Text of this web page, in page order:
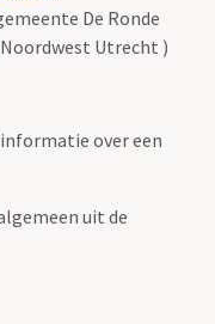
De Ronde
Utrecht )
over een
uit de